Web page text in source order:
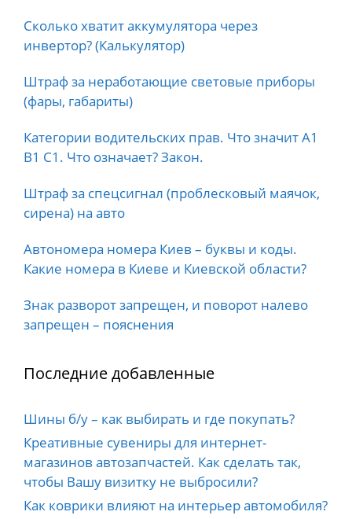
Сколько хватит аккумулятора через
инвертор? (Калькулятор)
Штраф за неработающие световые приборы
(фары, габариты)
Категории водительских прав. Что значит А1
B1 C1. Что означает? Закон.
Штраф за спецсигнал (проблесковый маячок,
сирена) на авто
Автономера номера Киев – буквы и коды.
Какие номера в Киеве и Киевской области?
Знак разворот запрещен, и поворот налево
запрещен – пояснения
Последние добавленные
Шины б/у – как выбирать и где покупать?
Креативные сувениры для интернет-
магазинов автозапчастей. Как сделать так,
чтобы Вашу визитку не выбросили?
Как коврики влияют на интерьер автомобиля?